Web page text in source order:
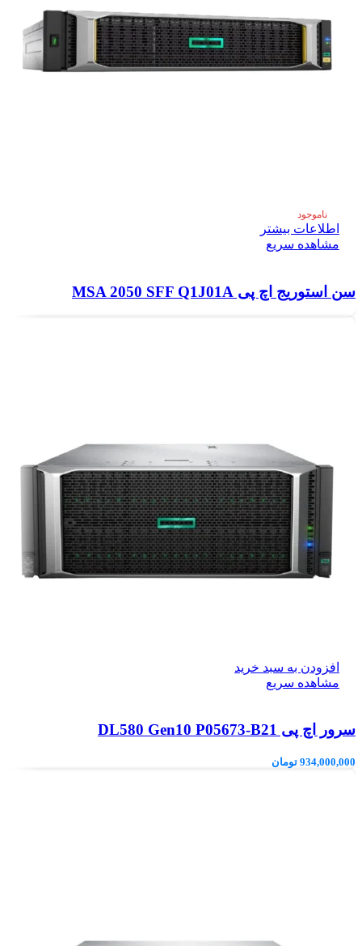
ناموجود
اطلاعات بیشتر
مشاهده سریع
سن استوریج اچ پی MSA 2050 SFF Q1J01A
افزودن به سبد خرید
مشاهده سریع
سرور اچ پی DL580 Gen10 P05673-B21
934,000,000 تومان